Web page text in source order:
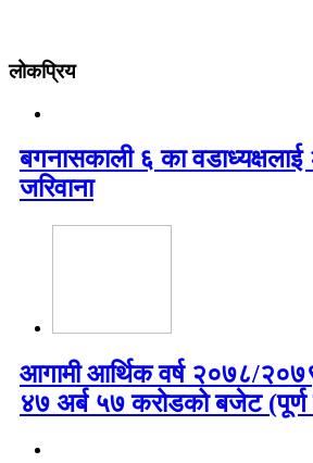
लोकप्रिय
बगनासकाली ६ का
जरिवाना
आगामी आर्थिक वर्ष २०७८/
४७ अर्ब ५७ करोडको बजेट (पूर्ण